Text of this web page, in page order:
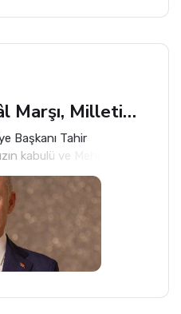
Büyükakın: İstiklâl Marşı, Milletimizin İmanla Kurduğu İstikbalin Sesidir
Başkanı Tahir
kabulü ve Mehmet
bir mesaj